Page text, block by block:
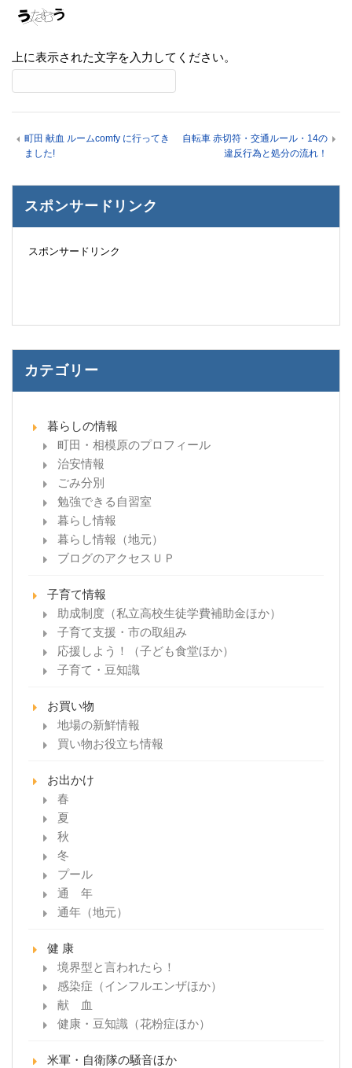
上に表示された文字を入力してください。
町田 献血 ルームcomfy に行ってき
ました!
自転車 赤切符・交通ルール・14の
違反行為と処分の流れ！
スポンサードリンク
スポンサードリンク
カテゴリー
暮らしの情報
町田・相模原のプロフィール
治安情報
ごみ分別
勉強できる自習室
暮らし情報
暮らし情報（地元）
ブログのアクセスＵＰ
子育て情報
助成制度（私立高校生徒学費補助金ほか）
子育て支援・市の取組み
応援しよう！（子ども食堂ほか）
子育て・豆知識
お買い物
地場の新鮮情報
買い物お役立ち情報
お出かけ
春
夏
秋
冬
プール
通 年
通年（地元）
健 康
境界型と言われたら！
感染症（インフルエンザほか）
献 血
健康・豆知識（花粉症ほか）
米軍・自衛隊の騒音ほか